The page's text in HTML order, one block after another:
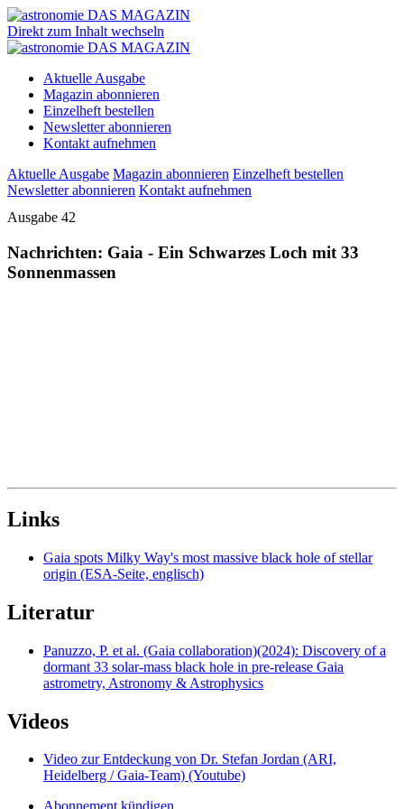
Direkt zum Inhalt wechseln
Aktuelle Ausgabe
Magazin abonnieren
Einzelheft bestellen
Newsletter abonnieren
Kontakt aufnehmen
Aktuelle Ausgabe Magazin abonnieren Einzelheft bestellen
Newsletter abonnieren Kontakt aufnehmen
Ausgabe 42
Nachrichten: Gaia - Ein Schwarzes Loch mit 33
Sonnenmassen
Links
Gaia spots Milky Way's most massive black hole of stellar
origin (ESA-Seite, englisch)
Literatur
Panuzzo, P. et al. (Gaia collaboration)(2024): Discovery of a
dormant 33 solar-mass black hole in pre-release Gaia
astrometry, Astronomy & Astrophysics
Videos
Video zur Entdeckung von Dr. Stefan Jordan (ARI,
Heidelberg / Gaia-Team) (Youtube)